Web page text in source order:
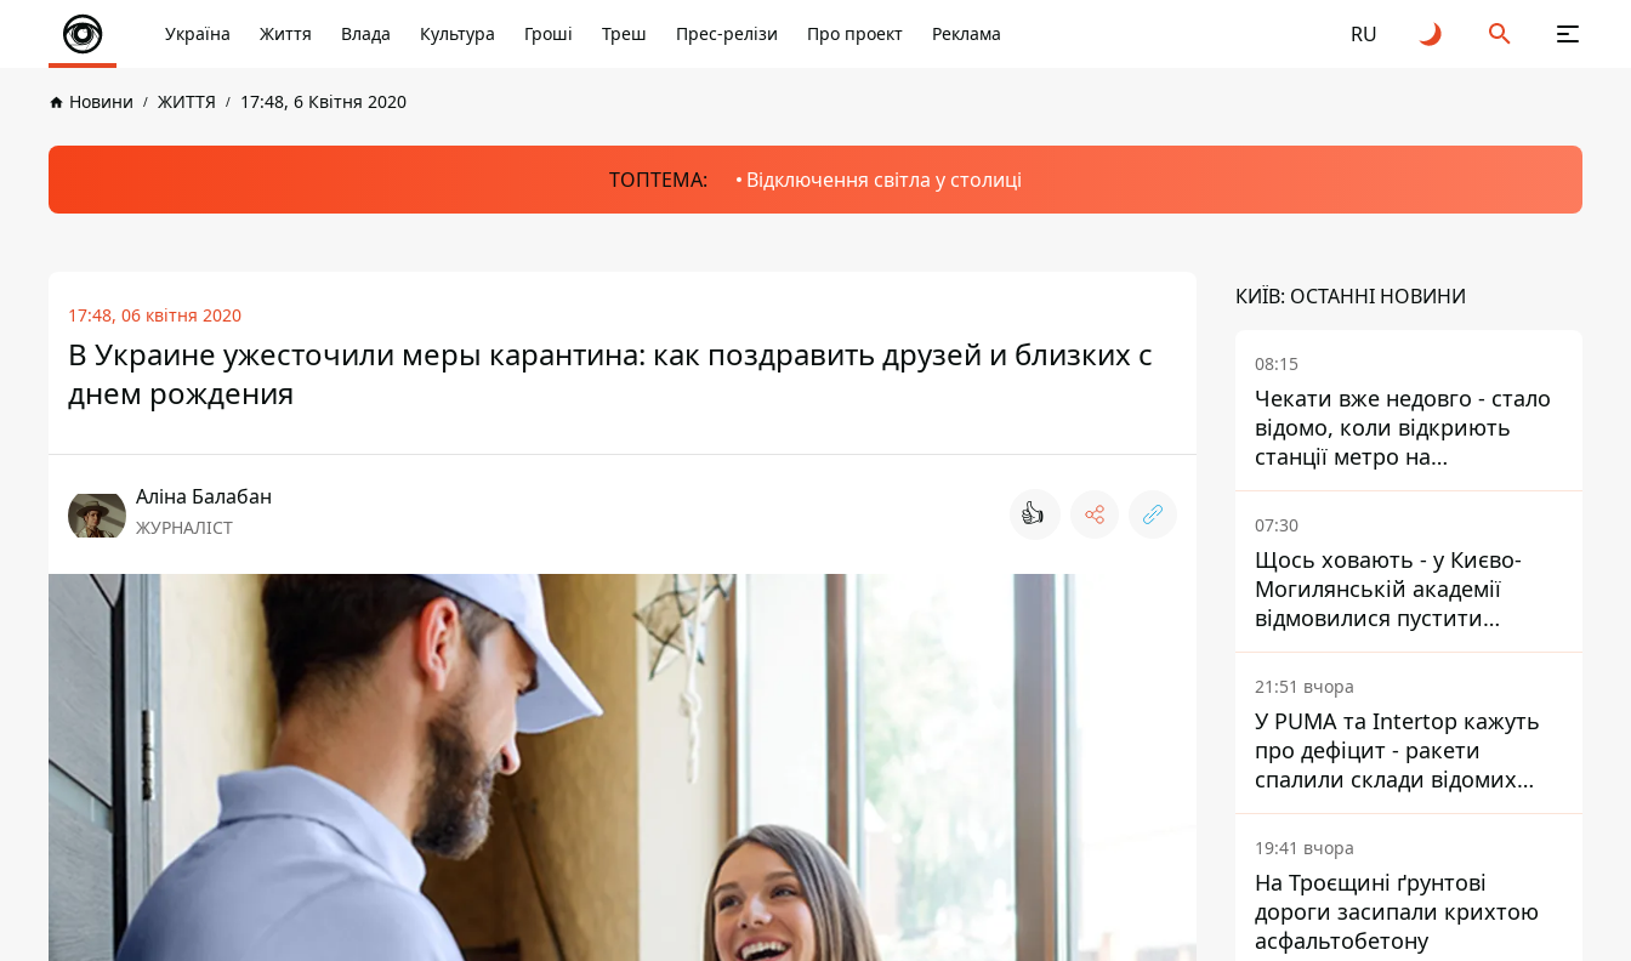
Україна Життя Влада Культура Гроші Треш Прес-релізи Про проект Реклама RU
Новини ЖИТТЯ 17:48, 6 Квітня 2020
ТОПТЕМА: Відключення світла у столиці
17:48, 06 квітня 2020
В Украине ужесточили меры карантина: как поздравить друзей и близких с
днем рождения
Аліна Балабан
ЖУРНАЛІСТ 👍
КИЇВ: ОСТАННІ НОВИНИ
08:15
Чекати вже недовго - стало
відомо, коли відкриють
станції метро на
Виноградарі
07:30
Щось ховають - у Києво-
Могилянській академії
відмовилися пустити
комісію з охорони пам'яток
на територію
21:51 вчора
У PUMA та Intertop кажуть
про дефіцит - ракети
спалили склади відомих
брендів
19:41 вчора
На Троєщині ґрунтові
дороги засипали крихтою
асфальтобетону